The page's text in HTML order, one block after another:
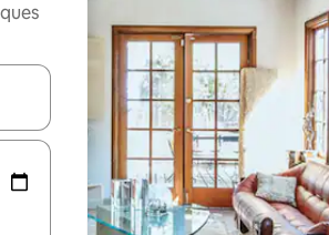
vers le haut et vers le bas pour les